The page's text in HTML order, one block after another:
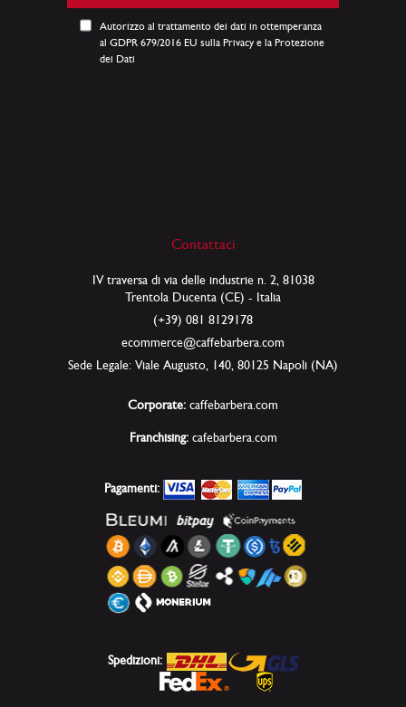
Autorizzo al trattamento dei dati in ottemperanza
al GDPR 679/2016 EU sulla Privacy e la Protezione
dei Dati
Contattaci
IV traversa di via delle industrie n. 2, 81038
Trentola Ducenta (CE) - Italia
(+39) 081 8129178
ecommerce@caffebarbera.com
Sede Legale: Viale Augusto, 140, 80125 Napoli (NA)
Corporate: caffebarbera.com
Franchising: cafebarbera.com
Pagamenti:
Spedizioni: